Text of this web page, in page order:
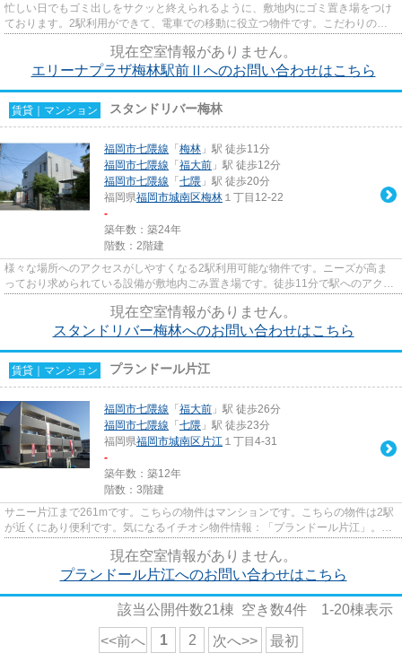
忙しい日でもゴミ出しをサクッと終えられるように、敷地内にゴミ置き場をつけ
ております。2駅利用ができて、電車での移動に役立つ物件です。こだわりの条
現在空室情報がありません。
エリーナプラザ梅林駅前Ⅱへのお問い合わせはこちら
賃貸｜マンション スタンドリバー梅林
福岡市七隈線 「 梅林 」駅 徒歩11分
福岡市七隈線 「 福大前 」駅 徒歩12分
福岡市七隈線 「 七隈 」駅 徒歩20分
福岡県福岡市城南区梅林 １丁目12-22
-
築年数：築24年
階数：2階建
様々な場所へのアクセスがしやすくなる2駅利用可能な物件です。ニーズが高ま
っており求められている設備が敷地内ごみ置き場です。徒歩11分で駅へのアクセ
現在空室情報がありません。
スタンドリバー梅林へのお問い合わせはこちら
賃貸｜マンション プランドール片江
福岡市七隈線 「 福大前 」駅 徒歩26分
福岡市七隈線 「 七隈 」駅 徒歩23分
福岡県福岡市城南区 片江 １丁目4-31
-
築年数：築12年
階数：3階建
サニー片江まで261mです。こちらの物件はマンションです。こちらの物件は2駅
が近くにあり便利です。気になるイチオシ物件情報：「プランドール片江」。ラ
現在空室情報がありません。
プランドール片江へのお問い合わせはこちら
該当公開件数21棟 空き数4件 1-20棟表示
<<前へ 1 2 次へ>> 最初